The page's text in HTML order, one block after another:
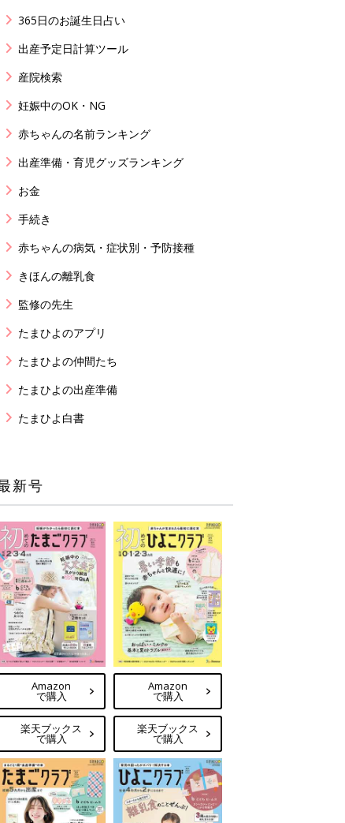
365日のお誕生日占い
出産予定日計算ツール
産院検索
妊娠中のOK・NG
赤ちゃんの名前ランキング
出産準備・育児グッズランキング
お金
手続き
赤ちゃんの病気・症状別・予防接種
きほんの離乳食
監修の先生
たまひよのアプリ
たまひよの仲間たち
たまひよの出産準備
たまひよ白書
新号
Amazon
で購入
楽天ブックス
で購入
Amazon
で購入
楽天ブックス
で購入